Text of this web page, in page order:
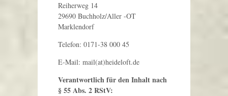
Reiherweg 14
29690 Buchholz/Aller -OT
Marklendorf
Telefon: 0171-38 000 45
E-Mail: mail(at)heideloft.de
Verantwortlich für den Inhalt nach
§ 55 Abs. 2 RStV: